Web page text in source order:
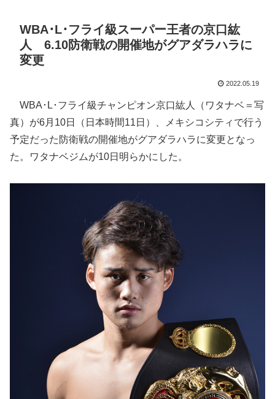
WBA･L･フライ級スーパー王者の京口紘
人 6.10防衛戦の開催地がグアダラハラに
変更
2022.05.19
WBA･L･フライ級チャンピオン京口紘人（ワタナベ＝写
真）が6月10日（日本時間11日）、メキシコシティで行う
予定だった防衛戦の開催地がグアダラハラに変更となっ
た。ワタナベジムが10日明らかにした。